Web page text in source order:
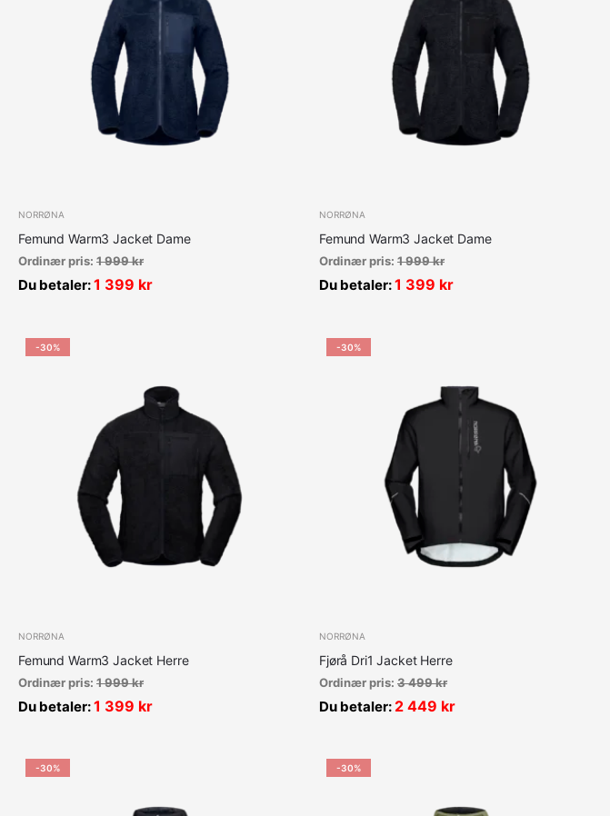
NORRØNA
Femund Warm3 Jacket Dame
Ordinær pris: 1 999kr
Du betaler:1 399 kr
NORRØNA
Femund Warm3 Jacket Dame
Ordinær pris: 1 999kr
Du betaler:1 399 kr
-30%
NORRØNA
Femund Warm3 Jacket Herre
Ordinær pris: 1 999kr
Du betaler:1 399 kr
-30%
NORRØNA
Fjørå Dri1 Jacket Herre
Ordinær pris: 3 499kr
Du betaler: 2 449 kr
-30% -30%